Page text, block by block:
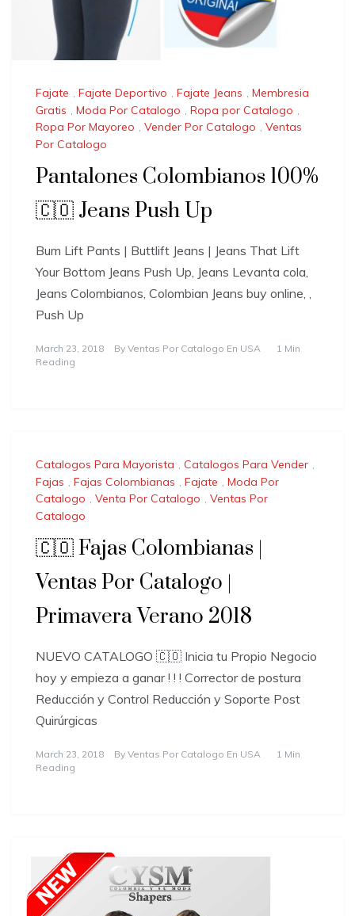
Fajate , Fajate Deportivo , Fajate Jeans , Membresia
Gratis , Moda Por Catalogo , Ropa por Catalogo ,
Ropa Por Mayoreo , Vender Por Catalogo , Ventas
Por Catalogo
Pantalones Colombianos 100%
🇨🇴 Jeans Push Up
Bum Lift Pants | Buttlift Jeans | Jeans That Lift
Your Bottom Jeans Push Up, Jeans Levanta cola,
Jeans Colombianos, Colombian Jeans buy online, ,
Push Up
March 23, 2018 By Ventas Por Catalogo En USA
1 Min
Reading
Catalogos Para Mayorista , Catalogos Para Vender ,
Fajas , Fajas Colombianas , Fajate , Moda Por
Catalogo , Venta Por Catalogo , Ventas Por
Catalogo
🇨🇴 Fajas Colombianas |
Ventas Por Catalogo |
Primavera Verano 2018
NUEVO CATALOGO 🇨🇴 Inicia tu Propio Negocio
hoy y empieza a ganar ! ! ! Corrector de postura
Reducción y Control Reducción y Soporte Post
Quirúrgicas
March 23, 2018 By Ventas Por Catalogo En USA
1 Min
Reading